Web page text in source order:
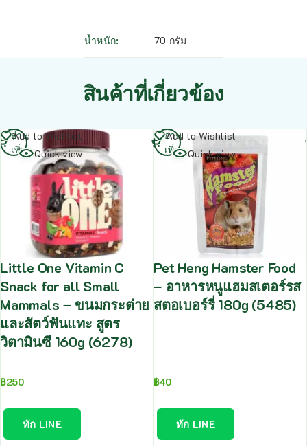
น้ำหนัก 70 กรัม
สินค้าที่เกี่ยวข้อง
Add to Wishlist
Quick view
Little One Vitamin C
Snack for all Small
Mammals – ขนมกระต่าย
และสัตว์ฟันแทะ สูตร
วิตามินซี 160g (6278)
฿250
ทัก LINE
อ่าน
เพิ่ม
Add to Wishlist
Quick view
Pet Heng Hamster Food
– อาหารหนูแฮมสเตอร์รส
สตอเบอร์รี่ 180g (5485)
฿40
ทัก LINE
อ่าน
เพิ่ม